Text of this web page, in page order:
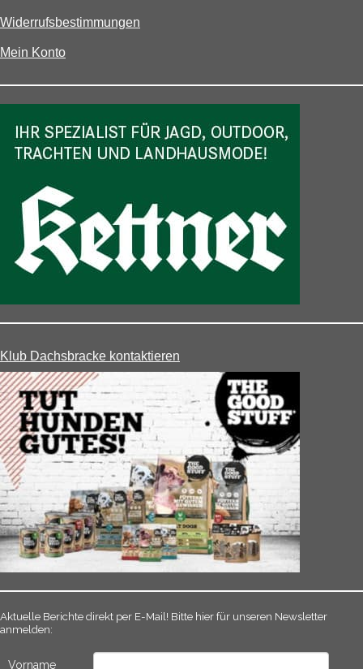
Widerrufsbestimmungen
Mein Konto
Klub Dachsbracke kontaktieren
Aktuelle Berichte direkt per E-Mail! Bitte hier für unseren Newsletter
anmelden:
Vorname